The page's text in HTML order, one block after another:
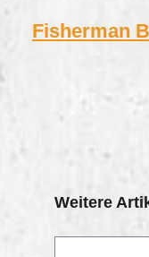
Fisherman
Produktgalerie
Weitere